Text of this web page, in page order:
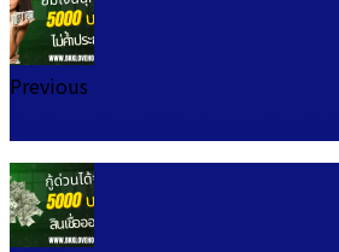
Previous